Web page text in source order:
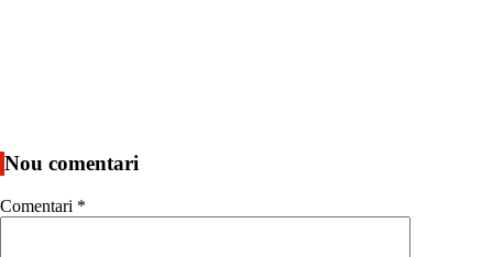
Nou comentari
Comentari *